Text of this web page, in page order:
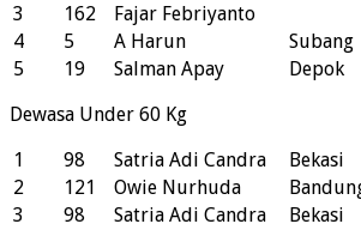
3
162 Fajar Febriyanto
4
5 A Harun Subang
5
19 Salman Apay Depok
Dewasa Under 60 Kg
1
98 Satria Adi Candra Bekasi
2
121 Owie Nurhuda
3
98 Satria Adi Candra Bekasi